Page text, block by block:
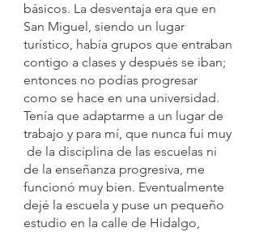
básicos. La desventaja era que en
San Miguel, siendo un lugar
turístico, había grupos que entraban
contigo a clases y después se iban;
entonces no podías progresar
como se hace en una universidad.
Tenía que adaptarme a un lugar de
trabajo y para mí, que nunca fui muy
de la disciplina de las escuelas ni
de la enseñanza progresiva, me
funcionó muy bien. Eventualmente
dejé la escuela y puse un pequeño
estudio en la calle de Hidalgo,